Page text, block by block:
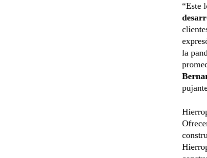
“Este
la